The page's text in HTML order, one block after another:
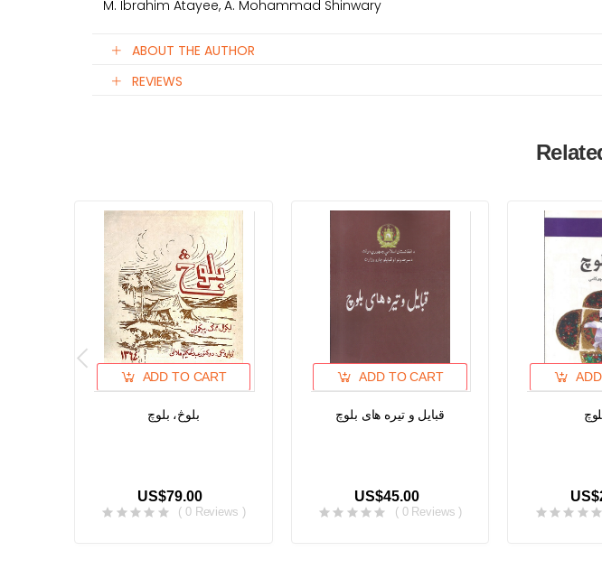
M. Ibrahim Atayee, A. Mohammad Shinwary
ABOUT THE AUTHOR
REVIEWS
ADD TO CART
بلوڅ، بلوچ
US$79.00
( 0 Reviews )
ADD TO CART
قبایل و تیره های بلوچ
US$45.00
( 0 Reviews )